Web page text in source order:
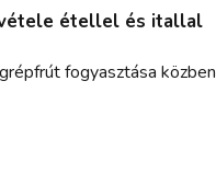
étellel és itallal
fogyasztása közben